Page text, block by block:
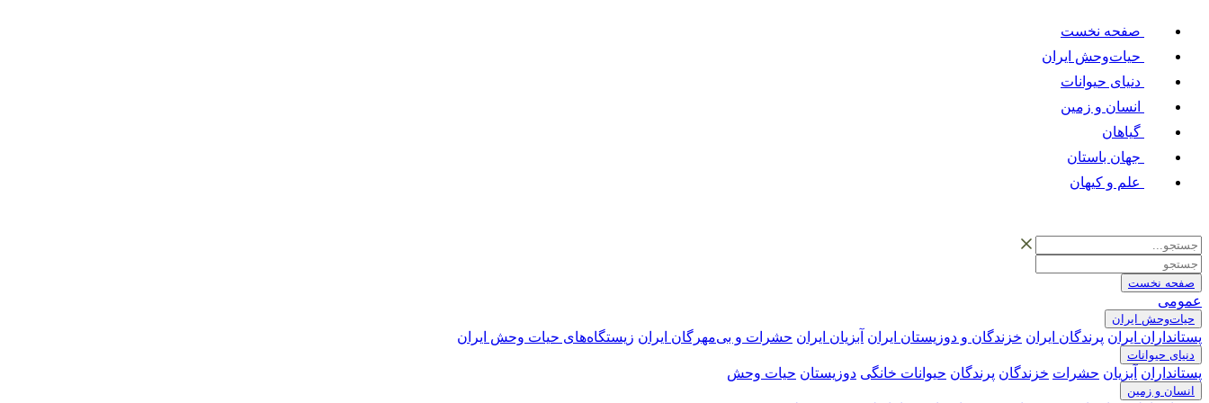
صفحه نخست
حیات‌وحش ایران
دنیای حیوانات
انسان و زمین
گیاهان
جهان باستان
علم و کیهان
صفحه نخست
عمومی
حیات‌وحش ایران
پستانداران ایران پرندگان ایران خزندگان و دوزیستان ایران آبزیان ایران حشرات و بی‌مهرگان ایران زیستگاه‌های حیات وحش ایران
دنیای حیوانات
پستانداران آبزیان حشرات خزندگان پرندگان حیوانات خانگی دوزیستان حیات وحش
انسان و زمین